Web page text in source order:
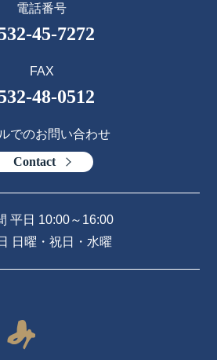
電話番号
45-7272
FAX
48-0512
でのお問い合わせ
Contact
平日 10:00～16:00
日曜・祝日・水曜